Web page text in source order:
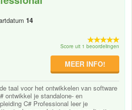
14
Score uit 1 beoordelingen
MEER INFO!
taal voor het ontwikkelen van software
ontwikkel je standalone- en
C# Professional leer je